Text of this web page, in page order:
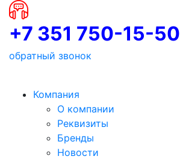
+7 351 750-15-50
обратный звонок
Компания
О компании
Реквизиты
Бренды
Новости